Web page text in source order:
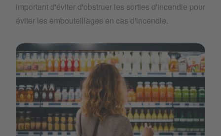
important d'éviter d'obstruer les sorties d'incendie pour
éviter les embouteillages en cas d'incendie.